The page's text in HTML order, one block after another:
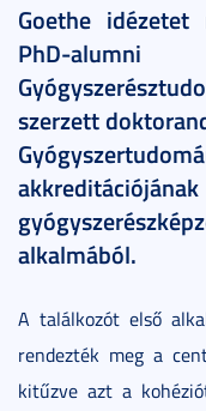
Goethe
PhD-
szerzett
alkalmából.
A találkozót első
rendezték meg a
kitűzve azt a